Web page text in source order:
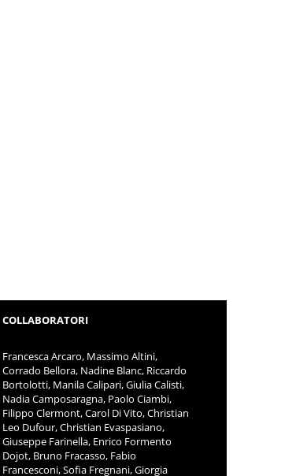
COLLABORATORI
Francesca Arcaro, Massimo Altini,
Corrado Bellora, Nadine Blanc, Riccardo
Bortolotti, Manila Calipari, Giulia Calisti,
Nadia Camposaragna, Paolo Ciambi,
Filippo Clermont, Carol Di Vito, Christian
Leo Dufour, Christian Evaspasiano,
Giuseppe Farinella, Enrico Formento
Dojot, Bruno Fracasso, Fabio
Francesconi, Sofia Fregnani, Giorgia